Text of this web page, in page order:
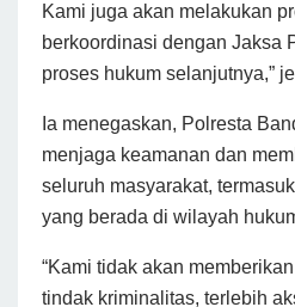
Kami juga akan melakukan
berkoordinasi dengan Jaksa
proses hukum selanjutnya,”
Ia menegaskan, Polresta
menjaga keamanan dan
seluruh masyarakat,
yang berada di wilayah
“Kami tidak akan
tindak kriminalitas, terlebih